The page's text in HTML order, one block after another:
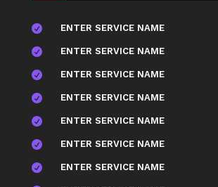
 ENTER SERVICE NAME
 ENTER SERVICE NAME
 ENTER SERVICE NAME
 ENTER SERVICE NAME
 ENTER SERVICE NAME
 ENTER SERVICE NAME
 ENTER SERVICE NAME